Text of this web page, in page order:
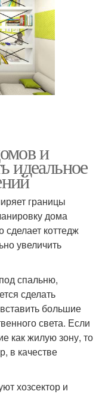
и
идеальное
границы
дома
коттедж
увеличить
спальню,
сделать
большие
света. Если
как жилую зону, то
в качестве
хозсектор и